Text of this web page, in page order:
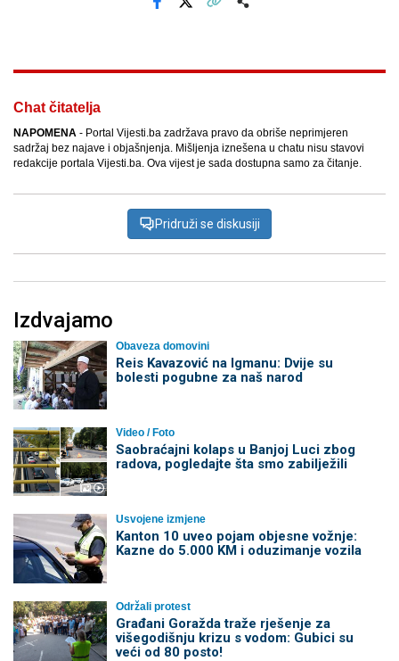
Chat čitatelja
NAPOMENA - Portal Vijesti.ba zadržava pravo da obriše neprimjeren
sadržaj bez najave i objašnjenja. Mišljenja iznešena u chatu nisu stavovi
redakcije portala Vijesti.ba. Ova vijest je sada dostupna samo za čitanje.
Pridruži se diskusiji
Izdvajamo
Obaveza domovini
Reis Kavazović na Igmanu: Dvije su
bolesti pogubne za naš narod
Video / Foto
Saobraćajni kolaps u Banjoj Luci zbog
radova, pogledajte šta smo zabilježili
Usvojene izmjene
Kanton 10 uveo pojam objesne vožnje:
Kazne do 5.000 KM i oduzimanje vozila
Održali protest
Građani Goražda traže rješenje za
višegodišnju krizu s vodom: Gubici su
veći od 80 posto!